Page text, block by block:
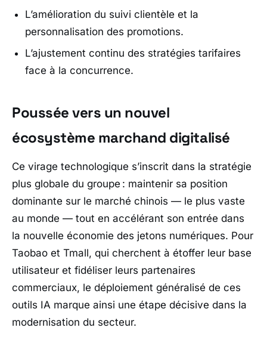
L’amélioration du suivi clientèle et la
personnalisation des promotions.
L’ajustement continu des stratégies tarifaires
face à la concurrence.
Poussée vers un nouvel
écosystème marchand digitalisé
Ce virage technologique s’inscrit dans la stratégie
plus globale du groupe : maintenir sa position
dominante sur le marché chinois — le plus vaste
au monde — tout en accélérant son entrée dans
la nouvelle économie des jetons numériques. Pour
Taobao et Tmall, qui cherchent à étoffer leur base
utilisateur et fidéliser leurs partenaires
commerciaux, le déploiement généralisé de ces
outils IA marque ainsi une étape décisive dans la
modernisation du secteur.